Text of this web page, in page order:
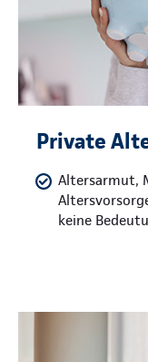
Private
Altersarmut,
keine